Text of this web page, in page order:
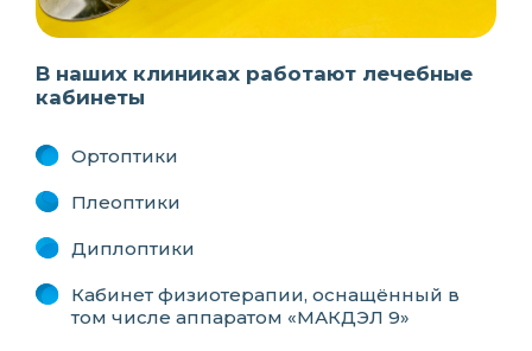
В наших клиниках работают лечебные
кабинеты
Ортоптики
Плеоптики
Диплоптики
Кабинет физиотерапии, оснащённый в
том числе аппаратом «МАКДЭЛ 9»